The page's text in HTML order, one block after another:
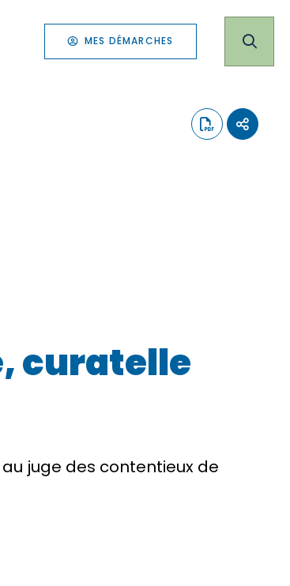
MES DÉMARCHES
curatelle
juge des contentieux de